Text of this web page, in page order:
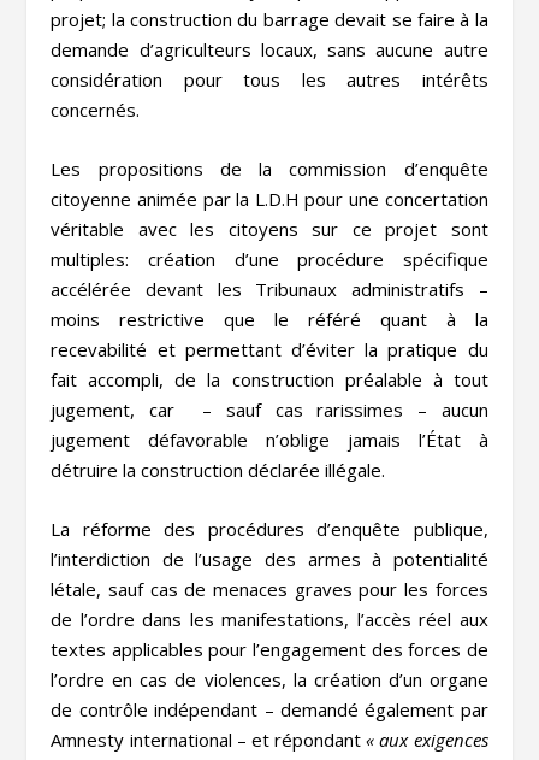
projet; la construction du barrage devait se faire à la
demande d’agriculteurs locaux, sans aucune autre
considération pour tous les autres intérêts
concernés.
Les propositions de la commission d’enquête
citoyenne animée par la L.D.H pour une concertation
véritable avec les citoyens sur ce projet sont
multiples: création d’une procédure spécifique
accélérée devant les Tribunaux administratifs –
moins restrictive que le référé quant à la
recevabilité et permettant d’éviter la pratique du
fait accompli, de la construction préalable à tout
jugement, car – sauf cas rarissimes – aucun
jugement défavorable n’oblige jamais l’État à
détruire la construction déclarée illégale.
La réforme des procédures d’enquête publique,
l’interdiction de l’usage des armes à potentialité
létale, sauf cas de menaces graves pour les forces
de l’ordre dans les manifestations, l’accès réel aux
textes applicables pour l’engagement des forces de
l’ordre en cas de violences, la création d’un organe
de contrôle indépendant – demandé également par
Amnesty international – et répondant« aux exigences